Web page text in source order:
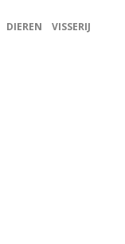
DIEREN
VISSERIJ